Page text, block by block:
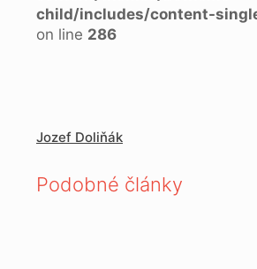
child/includes/content-
on line 286
Jozef Doliňák
Podobné články